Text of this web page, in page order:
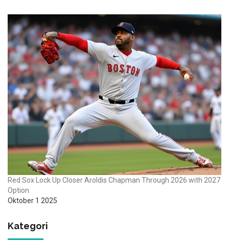
Red Sox Lock Up Closer Aroldis Chapman Through 2026 with 2027
Option
Oktober 1 2025
Kategori